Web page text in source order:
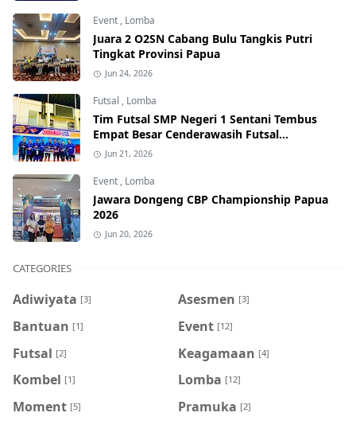
Event, Lomba
Juara 2 O2SN Cabang Bulu Tangkis Putri
Tingkat Provinsi Papua
Jun 24, 2026
Futsal , Lomba
Tim Futsal SMP Negeri 1 Sentani Tembus
Empat Besar Cenderawasih Futsal
Championship Series I 2026
Jun 21, 2026
Event, Lomba
Jawara Dongeng CBP Championship Papua
2026
Jun 20, 2026
CATEGORIES
Adiwiyata [3] Asesmen [3]
Bantuan [1] Event [12]
Futsal [2] Keagamaan [4]
Kombel [1] Lomba [12]
Moment [5] Pramuka [2]